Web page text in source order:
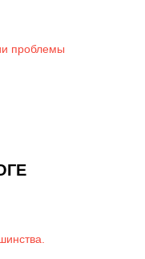
проблемы